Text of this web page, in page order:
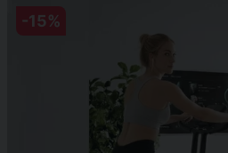
-15%